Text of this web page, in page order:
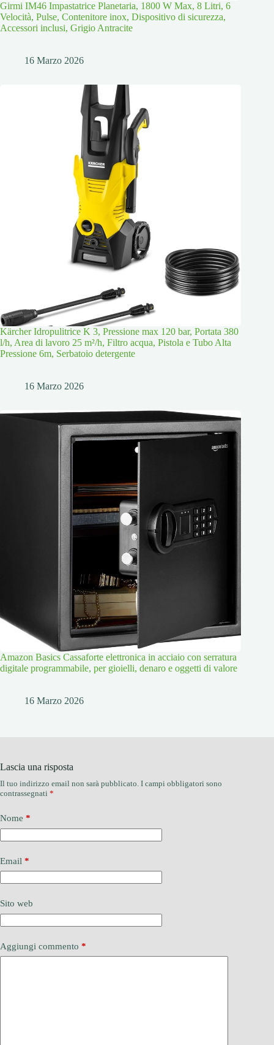
Girmi IM46 Impastatrice Planetaria, 1800 W Max, 8 Litri, 6
Velocità, Pulse, Contenitore inox, Dispositivo di sicurezza,
Accessori inclusi, Grigio Antracite
16 Marzo 2026
Kärcher Idropulitrice K 3, Pressione max 120 bar, Portata 380
l/h, Area di lavoro 25 m²/h, Filtro acqua, Pistola e Tubo Alta
Pressione 6m, Serbatoio detergente
16 Marzo 2026
Amazon Basics Cassaforte elettronica in acciaio con serratura
digitale programmabile, per gioielli, denaro e oggetti di valore
16 Marzo 2026
Lascia una risposta
Il tuo indirizzo email non sarà pubblicato. I campi obbligatori sono
contrassegnati *
Nome *
Email *
Sito web
Aggiungi commento *